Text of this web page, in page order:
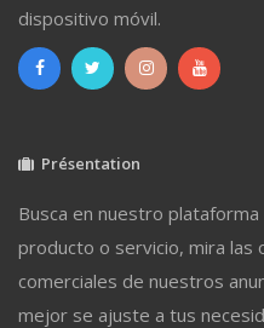
dispositivo móvil.
Présentation
Busca en nuestro
producto o servicio, mira
comerciales de nuestros
mejor se ajuste a tus